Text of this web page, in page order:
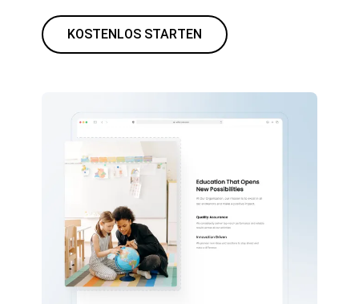
KOSTENLOS STARTEN